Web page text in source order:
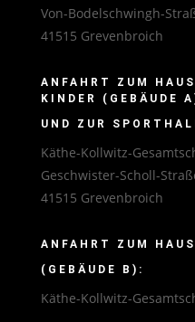
Von-Bodelschwingh-
41515 Grevenbroich
ANFAHRT ZUM HAUS
KINDER (GEBÄUDE
UND ZUR
Käthe-Kollwitz-
Geschwister-Scholl-
41515 Grevenbroich
ANFAHRT ZUM
(GEBÄUDE B):
Käthe-Kollwitz-